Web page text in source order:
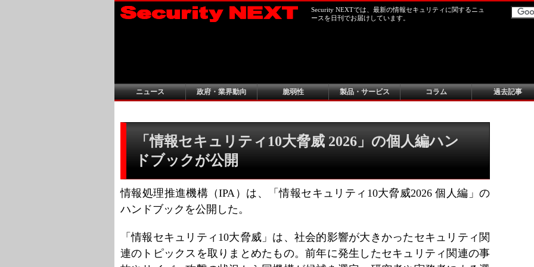
Security NEXTでは、最新の情報セキュリティに関するニュ
ースを日刊でお届けしています。
ニュース 政府・業界動向 脆弱性 製品・サービス コラム 過去記事
「情報セキュリティ10大脅威 2026」の個人編ハン
ドブックが公開
情報処理推進機構（IPA）は、「情報セキュリティ10大脅威2026 個人編」の
ハンドブックを公開した。
「情報セキュリティ10大脅威」は、社会的影響が大きかったセキュリティ関
連のトピックスを取りまとめたもの。前年に発生したセキュリティ関連の事